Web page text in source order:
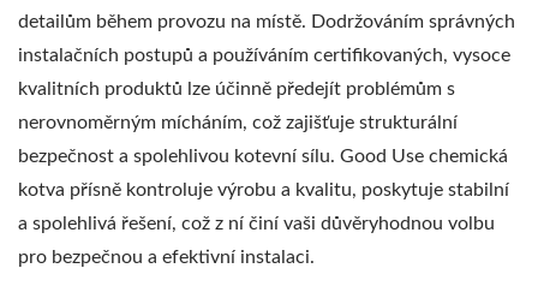
detailům během provozu na místě. Dodržováním správných
instalačních postupů a používáním certifikovaných, vysoce
kvalitních produktů lze účinně předejít problémům s
nerovnoměrným mícháním, což zajišťuje strukturální
bezpečnost a spolehlivou kotevní sílu. Good Use chemická
kotva přísně kontroluje výrobu a kvalitu, poskytuje stabilní
a spolehlivá řešení, což z ní činí vaši důvěryhodnou volbu
pro bezpečnou a efektivní instalaci.